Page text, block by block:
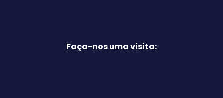
Faça-nos uma visita: